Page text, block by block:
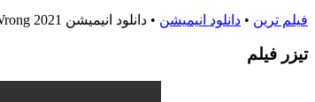
فیلم ترین • دانلود انیمیشن • دانلود انیمیشن Ron’s Gone Wrong 2021 ران اشتباه رفته
تيزر فيلم